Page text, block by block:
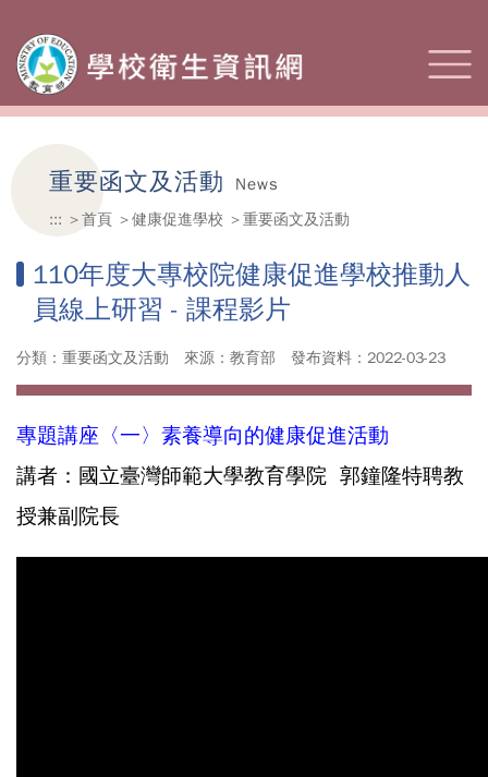
重要函文及活動
News
:::
首頁 健康促進學校 重要函文及活動
110年度大專校院健康促進學校推動人
員線上研習 - 課程影片
分類：重要函文及活動 來源：教育部 發布資料：2022-03-23
專題講座〈一〉素養導向的健康促進活動
講者：國立臺灣師範大學教育學院 郭鐘隆特聘教
授兼副院長